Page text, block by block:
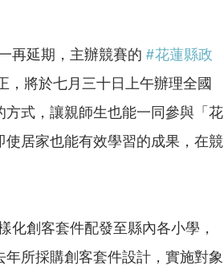
一再延期，主辦競賽的
#花蓮縣政
，將於七月三十日上午辦理全國
式，讓親師生也能一同參與「花
居家也能有效學習的成果，在競
所採購創客套件設計，實施對象